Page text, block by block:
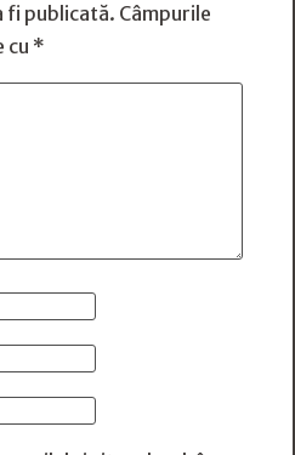
fi publicată. Câmpurile
cu *